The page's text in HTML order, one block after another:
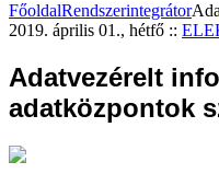
FőoldalRendszerintegrátor
2019. április 01., hétfő ::
Adatvezérelt
adatközpontok